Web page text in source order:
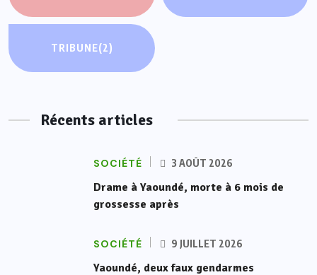
TRIBUNE(2)
Récents articles
SOCIÉTÉ 3 AOÛT 2026
Drame à Yaoundé, morte à 6 mois de
grossesse après
SOCIÉTÉ 9 JUILLET 2026
Yaoundé, deux faux gendarmes